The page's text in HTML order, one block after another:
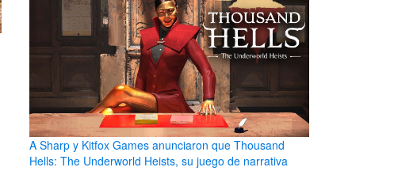
A Sharp y Kitfox Games anunciaron que Thousand
Hells: The Underworld Heists, su juego de narrativa